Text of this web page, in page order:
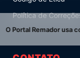
Política de
O Portal Remador usa